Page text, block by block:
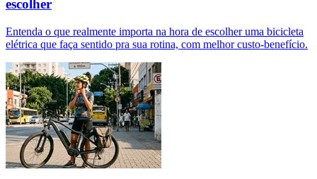
escolher
Entenda o que realmente importa na hora de escolher uma bicicleta
elétrica que faça sentido pra sua rotina, com melhor custo-benefício.